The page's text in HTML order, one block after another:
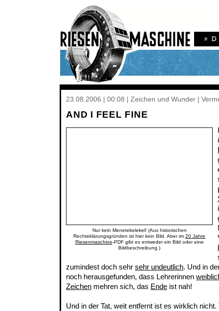
23.08.2006 | 00:08 | Zeichen und Wunder |
AND I FEEL FINE
Nur kein Menetekelekel! (Aus historischen
Rechteklärungsgründen ist hier kein Bild. Aber im 20 Jahre
Riesenmaschine-PDF gibt es entweder ein Bild oder eine
Bildbeschreibung.)
zumindest doch sehr sehr undeutlich. Und in
noch herausgefunden, dass Lehrerinnen
Zeichen mehren sich, das Ende ist nah!
Und in der Tat, weit entfernt ist es wirklich